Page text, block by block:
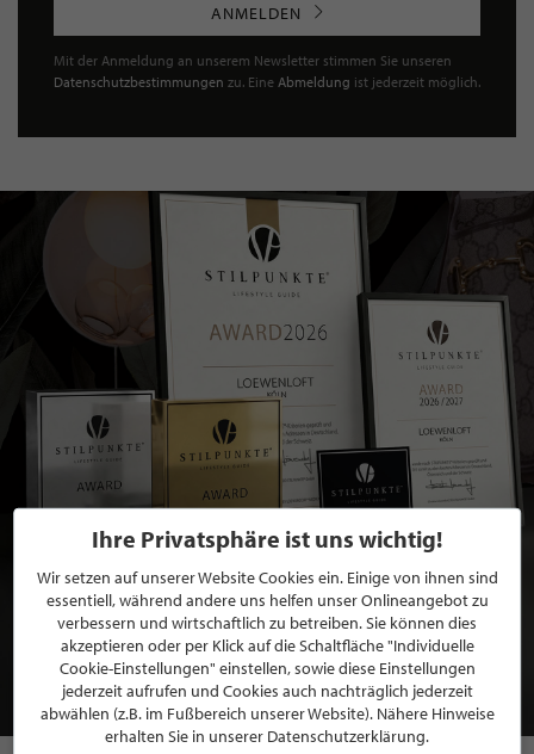
ANMELDEN
Mit der Anmeldung an unserem Newsletter stimmen Sie unseren
Datenschutzbestimmungen zu. Eine Abmeldung ist jederzeit möglich.
BEWERBEN SIE SICH FÜR EINE GRATIS
MITGLIEDSCHAFT BEI STILPUNKTE®
JETZT GRATIS BEWERBEN
Ihre Privatsphäre ist uns wichtig!
Wir setzen auf unserer Website Cookies ein. Einige von ihnen sind
essentiell, während andere uns helfen unser Onlineangebot zu
verbessern und wirtschaftlich zu betreiben. Sie können dies
akzeptieren oder per Klick auf die Schaltfläche "Individuelle
Cookie-Einstellungen" einstellen, sowie diese Einstellungen
jederzeit aufrufen und Cookies auch nachträglich jederzeit
abwählen (z.B. im Fußbereich unserer Website). Nähere Hinweise
erhalten Sie in unserer Datenschutzerklärung.